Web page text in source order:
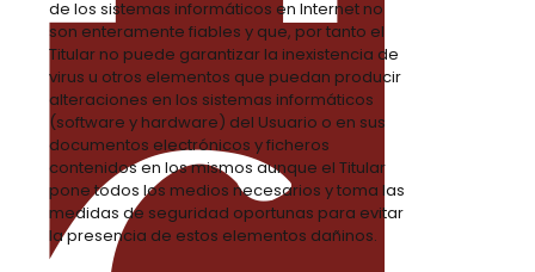
de los sistemas informáticos en Internet no
son enteramente fiables y que, por tanto el
Titular no puede garantizar la inexistencia de
virus u otros elementos que puedan producir
alteraciones en los sistemas informáticos
(software y hardware) del Usuario o en sus
documentos electrónicos y ficheros
contenidos en los mismos aunque el Titular
pone todos los medios necesarios y toma las
medidas de seguridad oportunas para evitar
la presencia de estos elementos dañinos.